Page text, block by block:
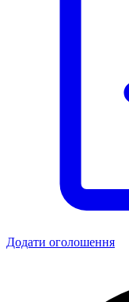
Додати оголошення